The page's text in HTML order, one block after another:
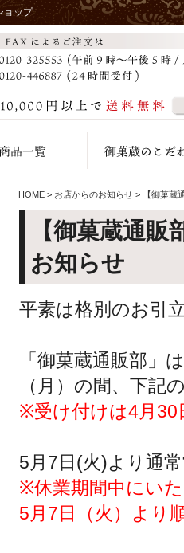
ョップ
HOME > お店からのお知らせ > 【御菓蔵
【御菓蔵通
お知らせ
平素は格別のお引
「御菓蔵通販部」
（月）の間、下記
※受け付けは4月30
5月7日(火)より通
※休業期間中にい
5月7日（火）より